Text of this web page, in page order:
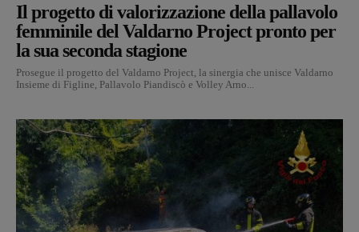
Il progetto di valorizzazione della pallavolo
femminile del Valdarno Project pronto per
la sua seconda stagione
Prosegue il progetto del Valdarno Project, la sinergia che unisce Valdarno
Insieme di Figline, Pallavolo Piandiscò e Volley Arno...